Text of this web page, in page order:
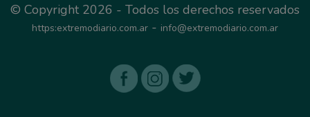
© Copyright 2026 - Todos los derechos reservados
https:extremodiario.com.ar - info@extremodiario.com.ar